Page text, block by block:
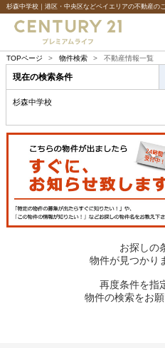
杉森中学校｜港区・中央区などベイエリアの不動産の
TOPページ > 物件検索 > 不動産情報一覧
現在の検索条件
杉森中学校
お探しの
物件が見つかり
再度条件を指
物件の検索をお願